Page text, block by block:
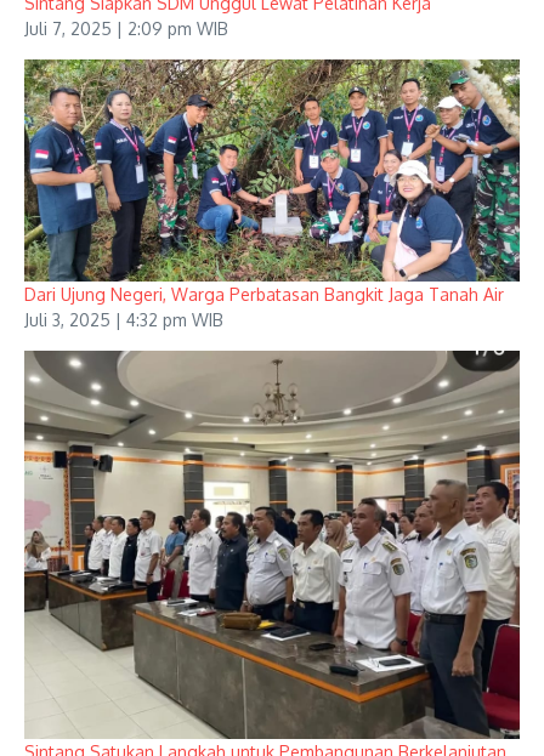
Juli 7, 2025 | 2:09 pm WIB
Dari Ujung Negeri, Warga Perbatasan Bangkit Jaga Tanah Air
Juli 3, 2025 | 4:32 pm WIB